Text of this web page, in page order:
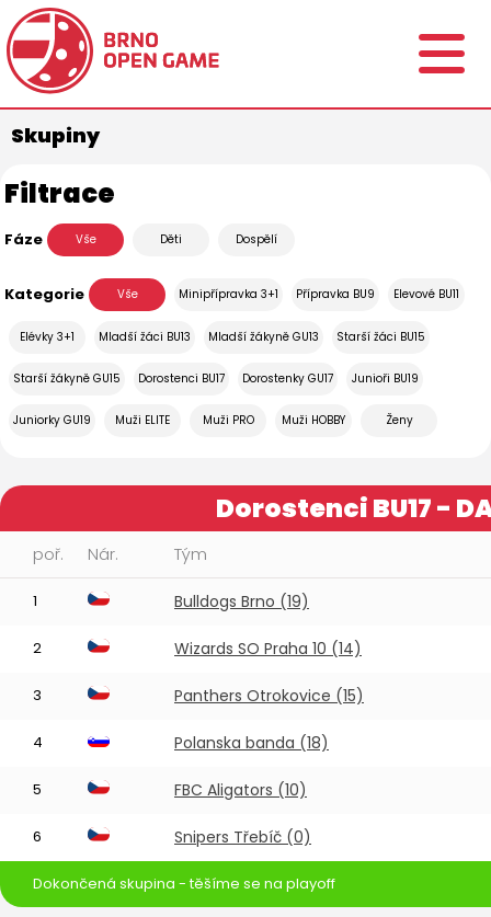
Skupiny
Filtrace
Fáze Vše Děti Dospělí
Kategorie Vše Minipřípravka 3+1 Přípravka BU9 Elevové BU11
Elévky 3+1 Mladší žáci BU13 Mladší žákyně GU13 Starší žáci BU15
Starší žákyně GU15 Dorostenci BU17 Dorostenky GU17 Junioři BU19
Juniorky GU19 Muži ELITE Muži PRO Muži HOBBY Ženy
Dorostenci BU17 -
poř. Nár. Tým
1 Bulldogs Brno (19)
2 Wizards SO Praha 10 (14)
3 Panthers Otrokovice (15)
4 Polanska banda (18)
5 FBC Aligators (10)
6 Snipers Třebíč (0)
Dokončená skupina - těšíme se na playoff